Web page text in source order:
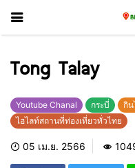
Tong Talay
Youtube Chanal กระบี่ กิ
ไฮไลท์สถานที่ท่องเที่ยวทั่วไทย
05 เม.ย. 2566